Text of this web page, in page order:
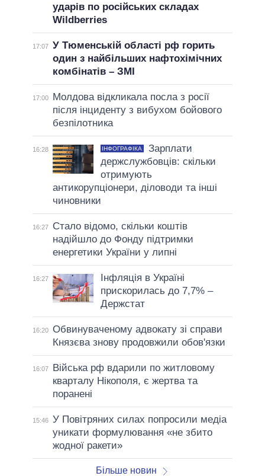
ударів по російських складах
Wildberries
17:07 У Тюменській області рф горить
один з найбільших нафтохімічних
комбінатів – ЗМІ
17:00
Молдова відкликала посла з росії
після інциденту з вибухом бойового
безпілотника
16:28 ІНФОГРАФІКА
Зарплати
держслужбовців: скільки
отримують
антикорупціонери, діловоди та інші
чиновники
16:27
Стало відомо, скільки коштів
надійшло до Фонду підтримки
енергетики України у липні
16:27
Інфляція в Україні
прискорилась до 7,7% –
Держстат
16:20 Обвинуваченому адвокату зі справи
Князєва знову продовжили обов'язки
16:07
Війська рф вдарили по житловому
кварталу Нікополя, є жертва та
поранені
15:46 У Повітряних силах попросили медіа
уникати формулювання «не збито
жодної ракети»
Більше новин